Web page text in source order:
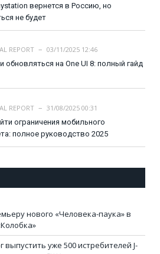
вернется в Россию, но
не будет
REPORT
03/11/2025 12:46
обновляться на One UI 8: полный гайд
REPORT
31/08/2025 00:31
ограничения мобильного
полное руководство 2025
нового «Человека-паука» в
выпустить уже 500 истребителей J-